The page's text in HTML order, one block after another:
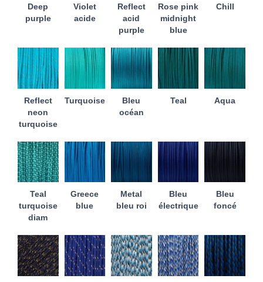
Deep
purple
Violet
acide
Reflect
acid
purple
Rose pink
midnight
blue
Chill
Reflect
neon
turquoise
Turquoise
Bleu
océan
Teal Aqua
Teal
turquoise
diam
Greece
blue
Metal
bleu roi
Bleu
électrique
Bleu
foncé